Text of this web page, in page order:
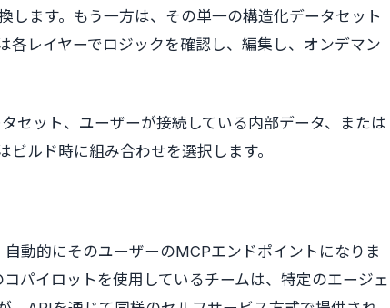
ます。もう一方は、その単一の構造化データセット
各レイヤーでロジックを確認し、編集し、オンデマン
セット、ユーザーが接続している内部データ、または
ルド時に組み合わせを選択します。
動的にそのユーザーのMCPエンドポイントになりま
パイロットを使用しているチームは、特定のエージェ